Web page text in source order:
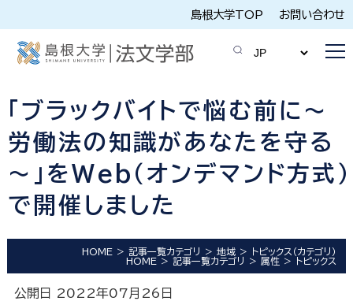
島根大学TOP お問い合わせ
「ブラックバイトで悩む前に～
労働法の知識があなたを守る
～」をWeb（オンデマンド方式）
で開催しました
HOME 記事一覧カテゴリ 地域
トピックス（カテゴリ）
HOME
記事一覧カテゴリ 属性 トピックス
公開日 2022年07月26日